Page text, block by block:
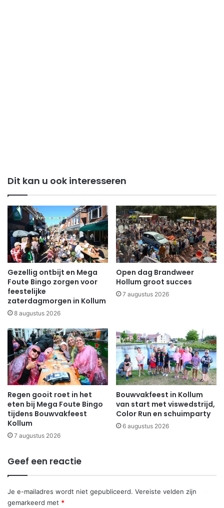
Dit kan u ook interesseren
Gezellig ontbijt en Mega
Foute Bingo zorgen voor
feestelijke
zaterdagmorgen in Kollum
8 augustus 2026
Open dag Brandweer
Hollum groot succes
7 augustus 2026
Regen gooit roet in het
eten bij Mega Foute Bingo
tijdens Bouwvakfeest
Kollum
7 augustus 2026
Bouwvakfeest in Kollum
van start met viswedstrijd,
Color Run en schuimparty
6 augustus 2026
Geef een reactie
Je e-mailadres wordt niet gepubliceerd. Vereiste velden zijn
gemarkeerd met *